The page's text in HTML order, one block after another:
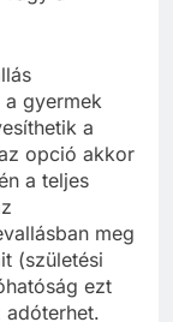
gyermek
a
opció akkor
a teljes
meg
(születési
ezt